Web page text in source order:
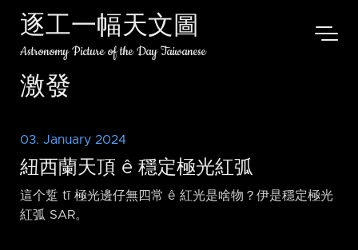
逐工一幅天文圖
Astronomy Picture of the Day Taiwanese
激發
03. January 2024
紐西蘭天頂 ê 穩定極光紅弧
這个踅 tī 極光邊仔無四常 ê 紅光是啥物？伊是穩定極光
紅弧 SAR。